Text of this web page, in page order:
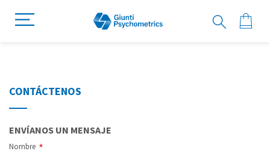
CONTÁCTENOS
ENVÍANOS UN MENSAJE
Nombre